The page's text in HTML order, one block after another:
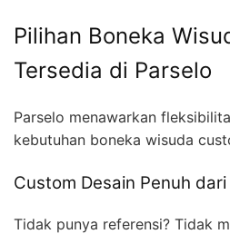
Pilihan Boneka
Tersedia di Parselo
Parselo menawarkan
kebutuhan boneka wisuda
Custom Desain Penuh dari
Tidak punya referensi? Tidak